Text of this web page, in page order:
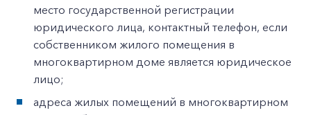
место государственной регистрации
юридического лица, контактный телефон, если
собственником жилого помещения в
многоквартирном доме является юридическое
лицо;
адреса жилых помещений в многоквартирном